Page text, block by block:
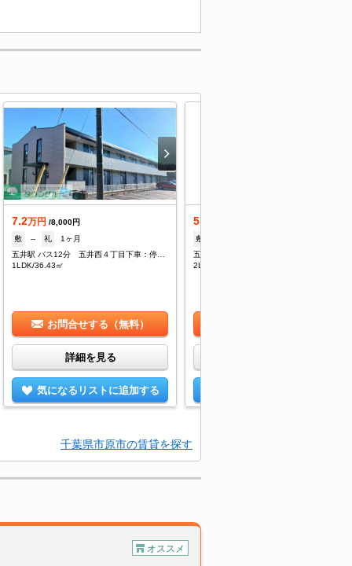
7.2万円 /8,000円
敷
-- 礼
1ヶ月
五井駅 バス12分 五井西４丁目下車：停歩4分
1LDK/36.43㎡
お問合せする（無料）
詳細を見る
気になるリストに追加する
5.9
敷
2LDK/51.95㎡
千葉県市原市の賃貸を探す
オススメ